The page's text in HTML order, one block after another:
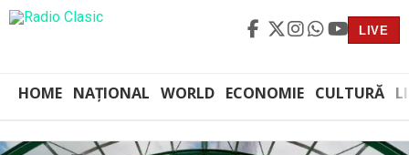
LIVE
HOME NAȚIONAL WORLD ECONOMIE CULTURĂ